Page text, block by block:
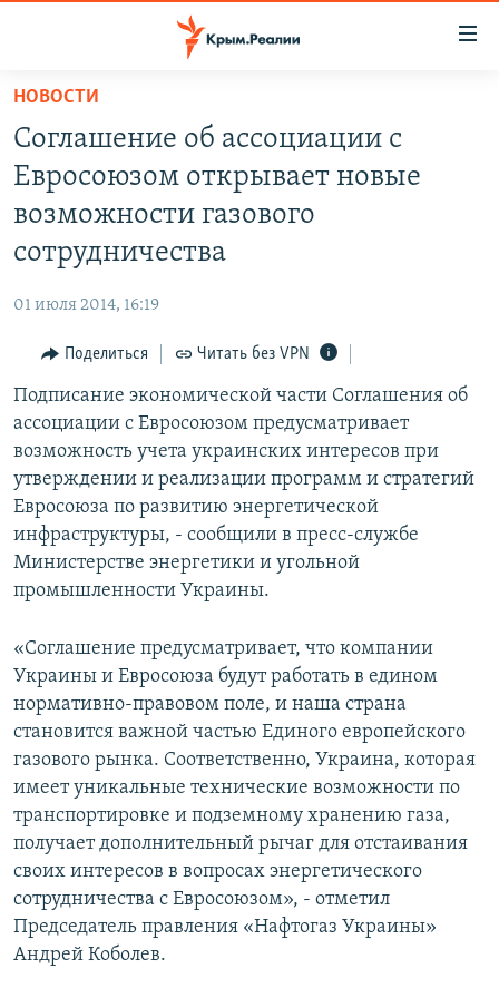
Вернуться
основному
содержанию
Вернутся
главной
Вернутся
поиску
ВОДА
ИНФОГРАФИКА
ТЕЛЕПРОЕКТ КРЫМ.РЕАЛИИ
СОВЕТЫ ПРАВОЗАЩИТНИКОВ
ПРОПАВШИЕ БЕЗ ВЕСТИ
ПОБЕДИТЕЛЕЙ НЕ СУДЯТ?
КРЫМ.НЕПОКОРЕННЫЙ
ELIFBE
УКРАИНСКАЯ ПРОБЛЕМА КРЫМА
РАДІО СВОБОДА
КАК ОБОЙТИ БЛОКИРОВКУ
Українською
Qırımtatar
ПРИСОЕДИНЯЙТЕСЬ!
Все сайты RFE/RL
НОВОСТИ
Соглашение об ассоциации с
Евросоюзом открывает новые
возможности газового
сотрудничества
01 июля 2014, 16:19
Поделиться Читать без VPN
Подписание экономической части Соглашения об
ассоциации с Евросоюзом предусматривает
возможность учета украинских интересов при
утверждении и реализации программ и стратегий
Евросоюза по развитию энергетической
инфраструктуры, - сообщили в пресс-службе
Министерстве энергетики и угольной
промышленности Украины.
«Соглашение предусматривает, что компании
Украины и Евросоюза будут работать в едином
нормативно-правовом поле, и наша страна
становится важной частью Единого европейского
газового рынка. Соответственно, Украина, которая
имеет уникальные технические возможности по
транспортировке и подземному хранению газа,
получает дополнительный рычаг для отстаивания
своих интересов в вопросах энергетического
сотрудничества с Евросоюзом», - отметил
Председатель правления «Нафтогаз Украины»
Андрей Коболев.